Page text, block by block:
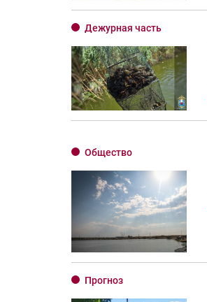
Дежурная часть
Общество
Прогноз